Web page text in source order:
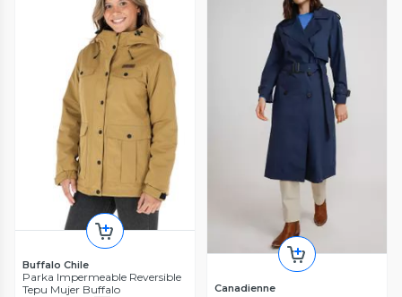
Buffalo Chile
Parka Impermeable Reversible
Tepu Mujer Buffalo
Canadienne